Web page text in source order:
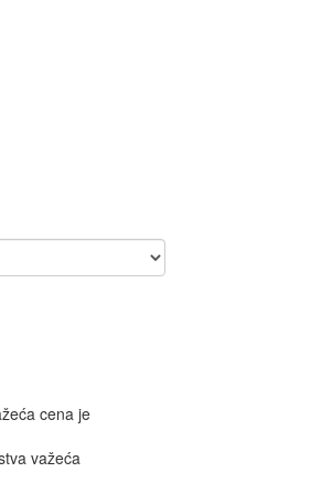
cena je
važeća